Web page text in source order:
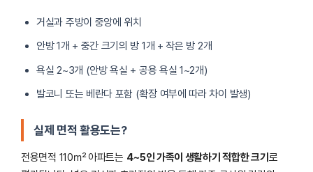
거실과 주방이 중앙에 위치
안방 1개 + 중간 크기의 방 1개 + 작은 방 2개
욕실 2~3개 (안방 욕실 + 공용 욕실 1~2개)
발코니 또는 베란다 포함 (확장 여부에 따라 차이 발생)
실제 면적 활용도는?
전용면적 110㎡ 아파트는 4~5인 가족이 생활하기 적합한 크기 로